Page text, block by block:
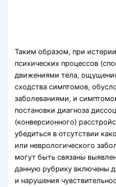
Таким образом, при
психических процессов
движениями тела,
сходства симптомов,
заболеваниями, и
постановки диагноза
(конверсионного)
убедиться в отсутствии
или неврологического
могут быть связаны
данную рубрику включены
и нарушения